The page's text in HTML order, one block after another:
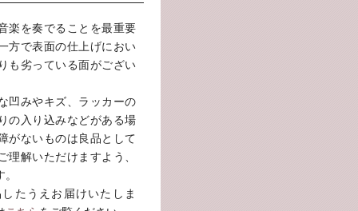
楽を奏でることを最重要
方で表面の仕上げにおい
も劣っている面がござい
凹みやキズ、ラッカーの
の入り込みなどがある場
がないものは良品として
理解いただけますよう、
たうえお届けいたしま